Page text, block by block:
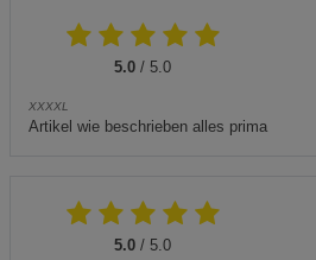
5.0 / 5.0
XXXXL
Artikel wie beschrieben alles prima
5.0 / 5.0